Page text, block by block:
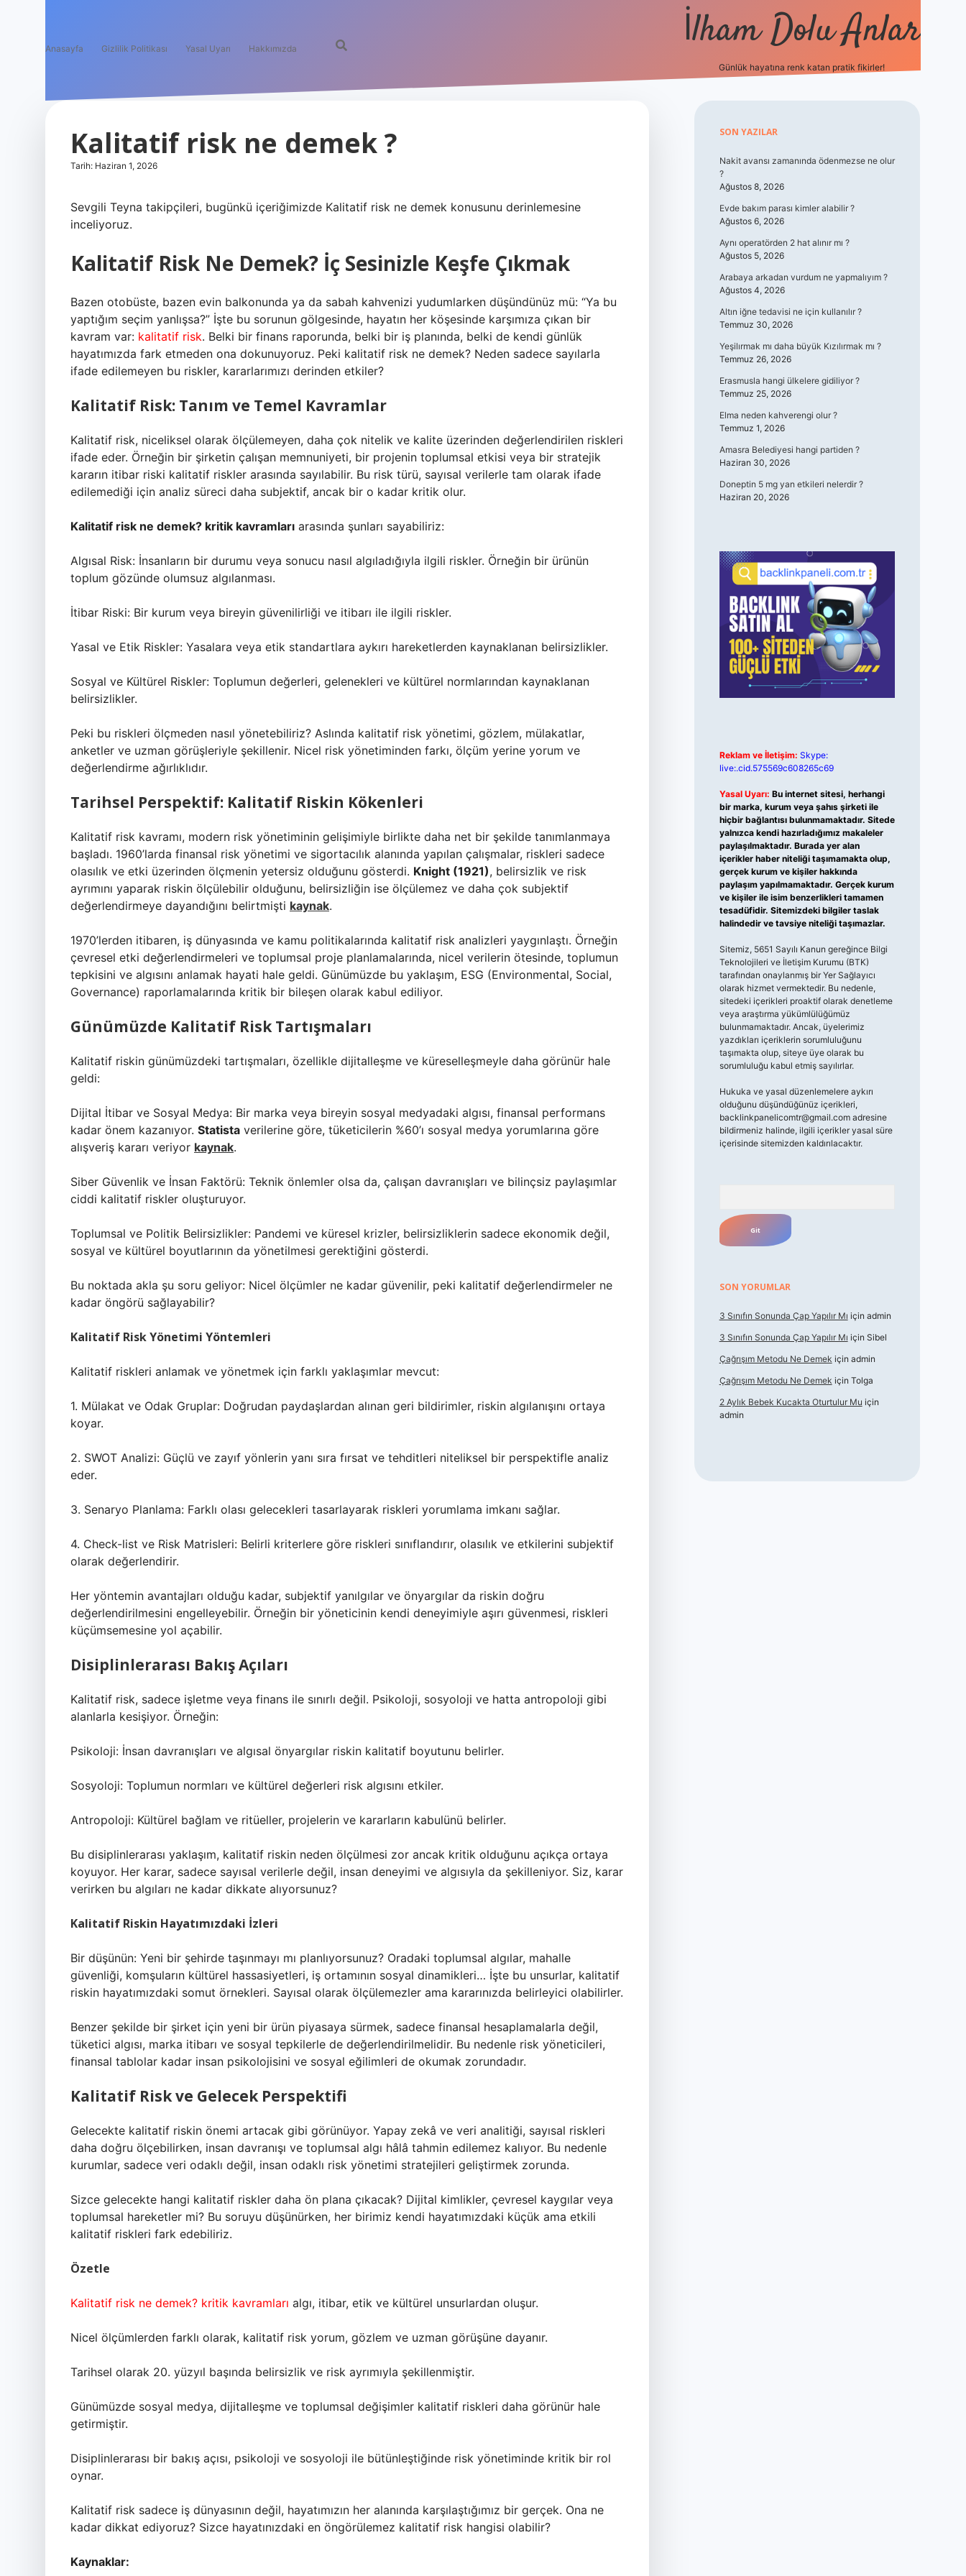
Anasayfa Gizlilik Politikası Yasal Uyarı Hakkımızda İlham Dolu Anlar
Günlük hayatına renk katan pratik fikirler!
Kalitatif risk ne demek ?
Tarih: Haziran 1, 2026
Sevgili Teyna takipçileri, bugünkü içeriğimizde Kalitatif risk ne demek konusunu derinlemesine
inceliyoruz.
Kalitatif Risk Ne Demek? İç Sesinizle Keşfe Çıkmak
Bazen otobüste, bazen evin balkonunda ya da sabah kahvenizi yudumlarken düşündünüz mü: “Ya bu
yaptığım seçim yanlışsa?” İşte bu sorunun gölgesinde, hayatın her köşesinde karşımıza çıkan bir
kavram var: kalitatif risk. Belki bir finans raporunda, belki bir iş planında, belki de kendi günlük
hayatımızda fark etmeden ona dokunuyoruz. Peki kalitatif risk ne demek? Neden sadece sayılarla
ifade edilemeyen bu riskler, kararlarımızı derinden etkiler?
Kalitatif Risk: Tanım ve Temel Kavramlar
Kalitatif risk, niceliksel olarak ölçülemeyen, daha çok nitelik ve kalite üzerinden değerlendirilen riskleri
ifade eder. Örneğin bir şirketin çalışan memnuniyeti, bir projenin toplumsal etkisi veya bir stratejik
kararın itibar riski kalitatif riskler arasında sayılabilir. Bu risk türü, sayısal verilerle tam olarak ifade
edilemediği için analiz süreci daha subjektif, ancak bir o kadar kritik olur.
Kalitatif risk ne demek? kritik kavramları arasında şunları sayabiliriz:
Algısal Risk: İnsanların bir durumu veya sonucu nasıl algıladığıyla ilgili riskler. Örneğin bir ürünün
toplum gözünde olumsuz algılanması.
İtibar Riski: Bir kurum veya bireyin güvenilirliği ve itibarı ile ilgili riskler.
Yasal ve Etik Riskler: Yasalara veya etik standartlara aykırı hareketlerden kaynaklanan belirsizlikler.
Sosyal ve Kültürel Riskler: Toplumun değerleri, gelenekleri ve kültürel normlarından kaynaklanan
belirsizlikler.
Peki bu riskleri ölçmeden nasıl yönetebiliriz? Aslında kalitatif risk yönetimi, gözlem, mülakatlar,
anketler ve uzman görüşleriyle şekillenir. Nicel risk yönetiminden farkı, ölçüm yerine yorum ve
değerlendirme ağırlıklıdır.
Tarihsel Perspektif: Kalitatif Riskin Kökenleri
Kalitatif risk kavramı, modern risk yönetiminin gelişimiyle birlikte daha net bir şekilde tanımlanmaya
başladı. 1960’larda finansal risk yönetimi ve sigortacılık alanında yapılan çalışmalar, riskleri sadece
olasılık ve etki üzerinden ölçmenin yetersiz olduğunu gösterdi. Knight (1921), belirsizlik ve risk
ayrımını yaparak riskin ölçülebilir olduğunu, belirsizliğin ise ölçülemez ve daha çok subjektif
değerlendirmeye dayandığını belirtmişti kaynak.
1970’lerden itibaren, iş dünyasında ve kamu politikalarında kalitatif risk analizleri yaygınlaştı. Örneğin
çevresel etki değerlendirmeleri ve toplumsal proje planlamalarında, nicel verilerin ötesinde, toplumun
tepkisini ve algısını anlamak hayati hale geldi. Günümüzde bu yaklaşım, ESG (Environmental, Social,
Governance) raporlamalarında kritik bir bileşen olarak kabul ediliyor.
Günümüzde Kalitatif Risk Tartışmaları
Kalitatif riskin günümüzdeki tartışmaları, özellikle dijitalleşme ve küreselleşmeyle daha görünür hale
geldi:
Dijital İtibar ve Sosyal Medya: Bir marka veya bireyin sosyal medyadaki algısı, finansal performans
kadar önem kazanıyor. Statista verilerine göre, tüketicilerin %60’ı sosyal medya yorumlarına göre
alışveriş kararı veriyor kaynak.
Siber Güvenlik ve İnsan Faktörü: Teknik önlemler olsa da, çalışan davranışları ve bilinçsiz paylaşımlar
ciddi kalitatif riskler oluşturuyor.
Toplumsal ve Politik Belirsizlikler: Pandemi ve küresel krizler, belirsizliklerin sadece ekonomik değil,
sosyal ve kültürel boyutlarının da yönetilmesi gerektiğini gösterdi.
Bu noktada akla şu soru geliyor: Nicel ölçümler ne kadar güvenilir, peki kalitatif değerlendirmeler ne
kadar öngörü sağlayabilir?
Kalitatif Risk Yönetimi Yöntemleri
Kalitatif riskleri anlamak ve yönetmek için farklı yaklaşımlar mevcut:
1. Mülakat ve Odak Gruplar: Doğrudan paydaşlardan alınan geri bildirimler, riskin algılanışını ortaya
koyar.
2. SWOT Analizi: Güçlü ve zayıf yönlerin yanı sıra fırsat ve tehditleri niteliksel bir perspektifle analiz
eder.
3. Senaryo Planlama: Farklı olası gelecekleri tasarlayarak riskleri yorumlama imkanı sağlar.
4. Check-list ve Risk Matrisleri: Belirli kriterlere göre riskleri sınıflandırır, olasılık ve etkilerini subjektif
olarak değerlendirir.
Her yöntemin avantajları olduğu kadar, subjektif yanılgılar ve önyargılar da riskin doğru
değerlendirilmesini engelleyebilir. Örneğin bir yöneticinin kendi deneyimiyle aşırı güvenmesi, riskleri
küçümsemesine yol açabilir.
Disiplinlerarası Bakış Açıları
Kalitatif risk, sadece işletme veya finans ile sınırlı değil. Psikoloji, sosyoloji ve hatta antropoloji gibi
alanlarla kesişiyor. Örneğin:
Psikoloji: İnsan davranışları ve algısal önyargılar riskin kalitatif boyutunu belirler.
Sosyoloji: Toplumun normları ve kültürel değerleri risk algısını etkiler.
Antropoloji: Kültürel bağlam ve ritüeller, projelerin ve kararların kabulünü belirler.
Bu disiplinlerarası yaklaşım, kalitatif riskin neden ölçülmesi zor ancak kritik olduğunu açıkça ortaya
koyuyor. Her karar, sadece sayısal verilerle değil, insan deneyimi ve algısıyla da şekilleniyor. Siz, karar
verirken bu algıları ne kadar dikkate alıyorsunuz?
Kalitatif Riskin Hayatımızdaki İzleri
Bir düşünün: Yeni bir şehirde taşınmayı mı planlıyorsunuz? Oradaki toplumsal algılar, mahalle
güvenliği, komşuların kültürel hassasiyetleri, iş ortamının sosyal dinamikleri… İşte bu unsurlar, kalitatif
riskin hayatımızdaki somut örnekleri. Sayısal olarak ölçülemezler ama kararınızda belirleyici olabilirler.
Benzer şekilde bir şirket için yeni bir ürün piyasaya sürmek, sadece finansal hesaplamalarla değil,
tüketici algısı, marka itibarı ve sosyal tepkilerle de değerlendirilmelidir. Bu nedenle risk yöneticileri,
finansal tablolar kadar insan psikolojisini ve sosyal eğilimleri de okumak zorundadır.
Kalitatif Risk ve Gelecek Perspektifi
Gelecekte kalitatif riskin önemi artacak gibi görünüyor. Yapay zekâ ve veri analitiği, sayısal riskleri
daha doğru ölçebilirken, insan davranışı ve toplumsal algı hâlâ tahmin edilemez kalıyor. Bu nedenle
kurumlar, sadece veri odaklı değil, insan odaklı risk yönetimi stratejileri geliştirmek zorunda.
Sizce gelecekte hangi kalitatif riskler daha ön plana çıkacak? Dijital kimlikler, çevresel kaygılar veya
toplumsal hareketler mi? Bu soruyu düşünürken, her birimiz kendi hayatımızdaki küçük ama etkili
kalitatif riskleri fark edebiliriz.
Özetle
Kalitatif risk ne demek? kritik kavramları algı, itibar, etik ve kültürel unsurlardan oluşur.
Nicel ölçümlerden farklı olarak, kalitatif risk yorum, gözlem ve uzman görüşüne dayanır.
Tarihsel olarak 20. yüzyıl başında belirsizlik ve risk ayrımıyla şekillenmiştir.
Günümüzde sosyal medya, dijitalleşme ve toplumsal değişimler kalitatif riskleri daha görünür hale
getirmiştir.
Disiplinlerarası bir bakış açısı, psikoloji ve sosyoloji ile bütünleştiğinde risk yönetiminde kritik bir rol
oynar.
Kalitatif risk sadece iş dünyasının değil, hayatımızın her alanında karşılaştığımız bir gerçek. Ona ne
kadar dikkat ediyoruz? Sizce hayatınızdaki en öngörülemez kalitatif risk hangisi olabilir?
Kaynaklar:
Sidebar
SON YAZILAR
Nakit avansı zamanında ödenmezse ne olur
?
Ağustos 8, 2026
Evde bakım parası kimler alabilir ?
Ağustos 6, 2026
Aynı operatörden 2 hat alınır mı ?
Ağustos 5, 2026
Arabaya arkadan vurdum ne yapmalıyım ?
Ağustos 4, 2026
Altın iğne tedavisi ne için kullanılır ?
Temmuz 30, 2026
Yeşilırmak mı daha büyük Kızılırmak mı ?
Temmuz 26, 2026
Erasmusla hangi ülkelere gidiliyor ?
Temmuz 25, 2026
Elma neden kahverengi olur ?
Temmuz 1, 2026
Amasra Belediyesi hangi partiden ?
Haziran 30, 2026
Doneptin 5 mg yan etkileri nelerdir ?
Haziran 20, 2026
Reklam ve İletişim: Skype:
live:.cid.575569c608265c69
Yasal Uyarı: Bu internet sitesi, herhangi
bir marka, kurum veya şahıs şirketi ile
hiçbir bağlantısı bulunmamaktadır. Sitede
yalnızca kendi hazırladığımız makaleler
paylaşılmaktadır. Burada yer alan
içerikler haber niteliği taşımamakta olup,
gerçek kurum ve kişiler hakkında
paylaşım yapılmamaktadır. Gerçek kurum
ve kişiler ile isim benzerlikleri tamamen
tesadüfidir. Sitemizdeki bilgiler taslak
halindedir ve tavsiye niteliği taşımazlar.
Sitemiz, 5651 Sayılı Kanun gereğince Bilgi
Teknolojileri ve İletişim Kurumu (BTK)
tarafından onaylanmış bir Yer Sağlayıcı
olarak hizmet vermektedir. Bu nedenle,
sitedeki içerikleri proaktif olarak denetleme
veya araştırma yükümlülüğümüz
bulunmamaktadır. Ancak, üyelerimiz
yazdıkları içeriklerin sorumluluğunu
taşımakta olup, siteye üye olarak bu
sorumluluğu kabul etmiş sayılırlar.
Hukuka ve yasal düzenlemelere aykırı
olduğunu düşündüğünüz içerikleri,
backlinkpanelicomtr@gmail.comadresine
bildirmeniz halinde, ilgili içerikler yasal süre
içerisinde sitemizden kaldırılacaktır.
SON YORUMLAR
3 Sınıfın Sonunda Çap Yapılır Mı için admin
3 Sınıfın Sonunda Çap Yapılır Mı için Sibel
Çağrışım Metodu Ne Demek için admin
Çağrışım Metodu Ne Demek için Tolga
2 Aylık Bebek Kucakta Oturtulur Mu için
admin